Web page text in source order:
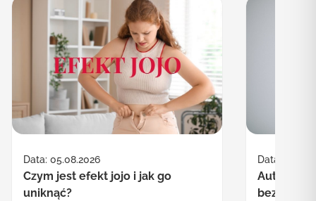
Data: 05.08.2026
Czym jest efekt jojo i jak go
uniknąć?
Data:
Autofagia